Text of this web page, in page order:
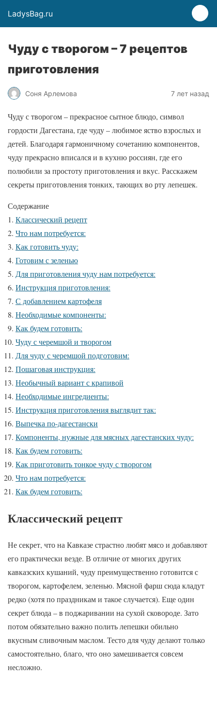
LadysBag.ru
Чуду с творогом – 7 рецептов
приготовления
Соня Арлемова 7 лет назад
Чуду с творогом – прекрасное сытное блюдо, символ
гордости Дагестана, где чуду – любимое яство взрослых и
детей. Благодаря гармоничному сочетанию компонентов,
чуду прекрасно вписался и в кухню россиян, где его
полюбили за простоту приготовления и вкус. Расскажем
секреты приготовления тонких, тающих во рту лепешек.
Содержание
Классический рецепт
Что нам потребуется:
Как готовить чуду:
Готовим с зеленью
Для приготовления чуду нам потребуется:
Инструкция приготовления:
С добавлением картофеля
Необходимые компоненты:
Как будем готовить:
Чуду с черемшой и творогом
Для чуду с черемшой подготовим:
Пошаговая инструкция:
Необычный вариант с крапивой
Необходимые ингредиенты:
Инструкция приготовления выглядит так:
Выпечка по-дагестански
Компоненты, нужные для мясных дагестанских чуду:
Как будем готовить:
Как приготовить тонкое чуду с творогом
Что нам потребуется:
Как будем готовить:
Классический рецепт
Не секрет, что на Кавказе страстно любят мясо и добавляют
его практически везде. В отличие от многих других
кавказских кушаний, чуду преимущественно готовится с
творогом, картофелем, зеленью. Мясной фарш сюда кладут
редко (хотя по праздникам и такое случается). Еще один
секрет блюда – в поджаривании на сухой сковороде. Зато
потом обязательно важно полить лепешки обильно
вкусным сливочным маслом. Тесто для чуду делают только
самостоятельно, благо, что оно замешивается совсем
несложно.